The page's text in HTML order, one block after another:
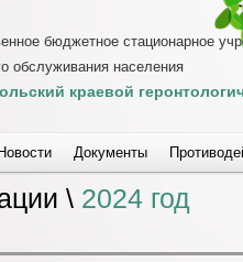
бюджетное стационарное
обслуживания населения
краевой
Новости Документы
\ 2024 год